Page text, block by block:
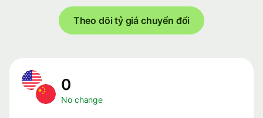
Theo dõi tỷ giá chuyển đổi
0
No change